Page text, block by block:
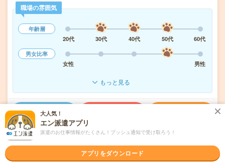
職場の雰囲気
年齢層
20代
30代 40代 50代
60代
男女比率
女性
男性
もっと見る
気になる!
派遣会社 株式会社アヴァンティスタッフ
未読 掲載日 2026/08/07
大人気！
エン派遣アプリ
派遣のお仕事情報がたくさん！プッシュ通知で受け取ろう！
アプリをダウンロード